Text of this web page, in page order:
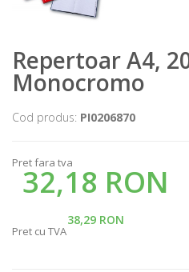
Repertoar A4,
Monocromo
Cod produs: PI0206870
Pret fara tva
32,18 RON
38,29 RON
Pret cu TVA